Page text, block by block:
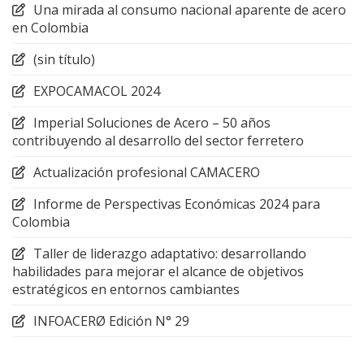
Una mirada al consumo nacional aparente de acero
en Colombia
(sin título)
EXPOCAMACOL 2024
Imperial Soluciones de Acero – 50 años
contribuyendo al desarrollo del sector ferretero
Actualización profesional CAMACERO
Informe de Perspectivas Económicas 2024 para
Colombia
Taller de liderazgo adaptativo: desarrollando
habilidades para mejorar el alcance de objetivos
estratégicos en entornos cambiantes
INFOACERØ Edición N° 29